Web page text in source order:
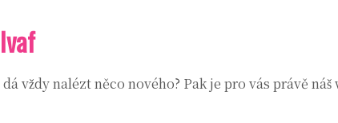
Ivaf
vždy nalézt něco nového? Pak je pro vás právě náš